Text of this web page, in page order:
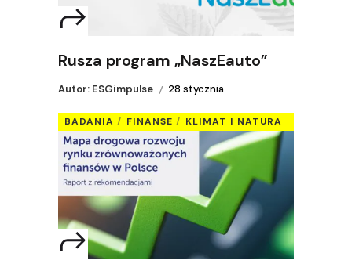
Rusza program „NaszEauto”
Autor: ESGimpulse 28 stycznia
BADANIA FINANSE KLIMAT I NATURA